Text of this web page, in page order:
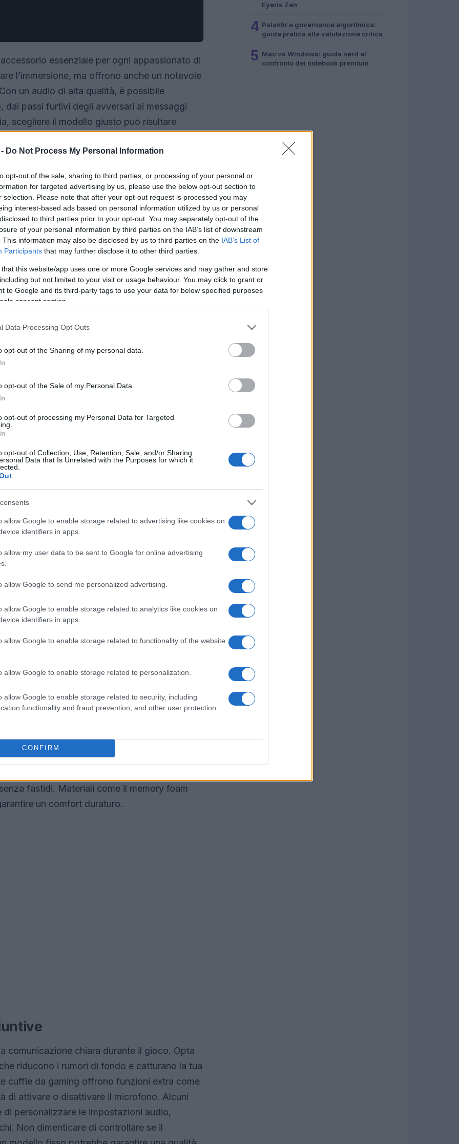
Do Not Process My Personal Information
opt-out of the sale, sharing to third parties, or processing of your personal or
for targeted advertising by us, please use the below opt-out section to
selection. Please note that after your opt-out request is processed you may
interest-based ads based on personal information utilized by us or personal
to third parties prior to your opt-out. You may separately opt-out of the
of your personal information by third parties on the IAB’s list of downstream
This information may also be disclosed by us to third parties on the IAB’s List of
Participants that may further disclose it to other third parties.
that this website/app uses one or more Google services and may gather and store
but not limited to your visit or usage behaviour. You may click to grant or
to Google and its third-party tags to use your data for below specified purposes
consent section.
Data Processing Opt Outs
opt-out of the Sharing of my personal data.
opt-out of the Sale of my Personal Data.
opt-out of processing my Personal Data for Targeted
opt-out of Collection, Use, Retention, Sale, and/or Sharing
Data that Is Unrelated with the Purposes for which it
allow Google to enable storage related to advertising like cookies on
identifiers in apps.
allow my user data to be sent to Google for online advertising
allow Google to send me personalized advertising.
allow Google to enable storage related to analytics like cookies on
identifiers in apps.
allow Google to enable storage related to functionality of the website
allow Google to enable storage related to personalization.
allow Google to enable storage related to security, including
functionality and fraud prevention, and other user protection.
CONFIRM
essenziale per ogni appassionato di
l’immersione, ma offrono anche un notevole
un audio di alta qualità, è possibile
passi furtivi degli avversari ai messaggi
scegliere il modello giusto può risultare
di opzioni disponibili sul mercato.
fondamentale comprendere quali siano le
di più? Preferisci giocare su console o PC?
Una volta chiariti questi punti, sarà
Ad esempio, se sei un giocatore
con una qualità audio superiore e funzioni
giochi occasionalmente, un modello più
o wireless, e la scelta dipende principalmente
generalmente, offrono una
ideale per i giocatori che desiderano la
wireless offrono maggiore libertà di
senza essere vincolati da cavi. Alcuni
così la massima versatilità. Assicurati di
che di solito varia dai 15 ai 20 metri, e
audio è uno degli aspetti più importanti.
adeguate, idealmente tra i 40 e i 50 mm, in
Le cuffie con tecnologia Dolby
coinvolgente, mentre i modelli con Dolby
dimenticare di considerare anche il comfort: le
adeguata per poter essere
fastidi. Materiali come il memory foam
un comfort duraturo.
comunicazione chiara durante il gioco. Opta
riducono i rumori di fondo e catturano la tua
cuffie da gaming offrono funzioni extra come
di attivare o disattivare il microfono. Alcuni
personalizzare le impostazioni audio,
Non dimenticare di controllare se il
Eyeris Zen
4 Palantir e governance algoritmica:
guida pratica alla valutazione critica
5 Mac vs Windows: guida nerd al
confronto dei notebook premium